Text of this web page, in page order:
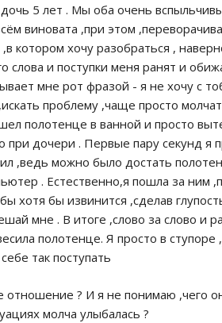
5 лет . Мы оба очень
виновата ,при этом
котором хочу разобраться ,
слова и поступки меня ранят и
мне рот фразой - я не хочу с
проблему ,чаще просто
полотенце в ванной и просто
при дочери . Первые пару секунд я
,ведь можно было достать
. Естественно,я пошла за ним
хотя бы извинится ,сделав
мне . В итоге ,слово за слово и
полотенце. Я просто в ступоре ,
так поступать
отношение ? И я не понимаю ,чего
молча улыбалась ?